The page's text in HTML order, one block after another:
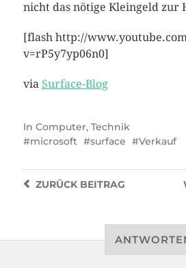
nicht das nötige Kleingeld zur
[flash http://
v=rP5y7yp06n0]
via Surface-Blog
In Computer, Technik
microsoft
surface Verkauf
ZURÜCKBEITRAG